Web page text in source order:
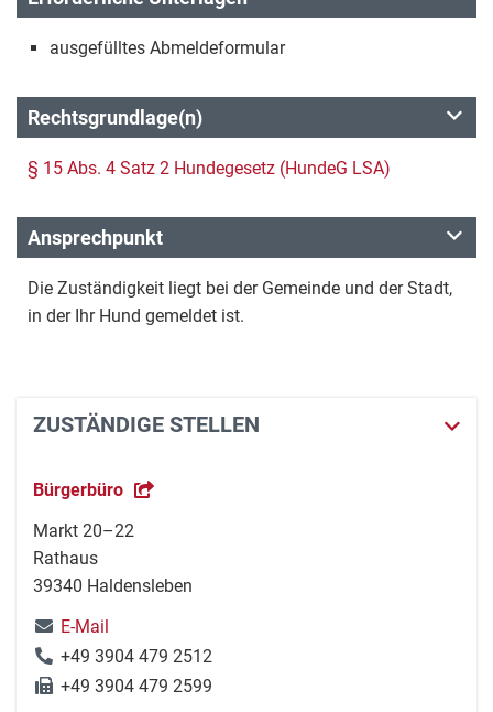
ausgefülltes Abmeldeformular
Rechtsgrundlage(n)
§ 15 Abs. 4 Satz 2 Hundegesetz (HundeG LSA)
Ansprechpunkt
Die Zuständigkeit liegt bei der Gemeinde und der Stadt,
in der Ihr Hund gemeldet ist.
ZUSTÄNDIGE STELLEN
Bürgerbüro
Markt 20–22
Rathaus
39340 Haldensleben
E-Mail
+49 3904 479 2512
+49 3904 479 2599